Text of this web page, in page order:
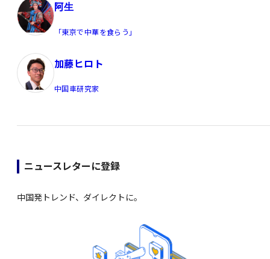
阿生
「東京で中華を食らう」
加藤ヒロト
中国車研究家
ニュースレターに登録
中国発トレンド、ダイレクトに。